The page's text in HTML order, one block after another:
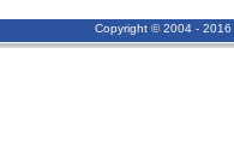
Copyright © 2004 -